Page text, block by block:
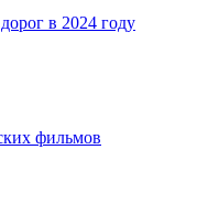
в 2024 году
фильмов